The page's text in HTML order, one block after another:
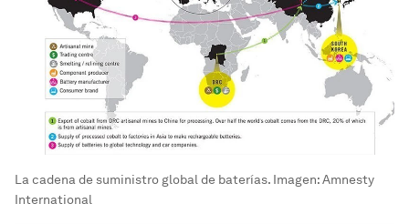
La cadena de suministro global de baterías. Imagen: Amnesty
International